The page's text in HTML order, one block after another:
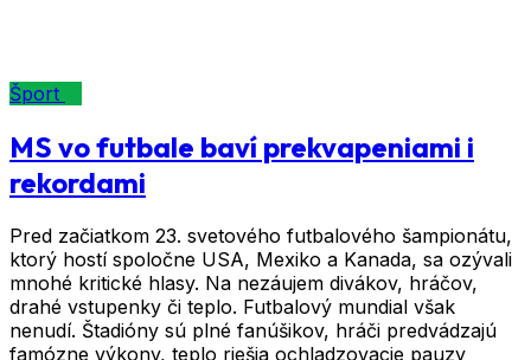
Šport
MS vo futbale baví prekvapeniami i
rekordami
Pred začiatkom 23. svetového futbalového šampionátu,
ktorý hostí spoločne USA, Mexiko a Kanada, sa ozývali
mnohé kritické hlasy. Na nezáujem divákov, hráčov,
drahé vstupenky či teplo. Futbalový mundial však
nenudí. Štadióny sú plné fanúšikov, hráči predvádzajú
famózne výkony, teplo riešia ochladzovacie pauzy